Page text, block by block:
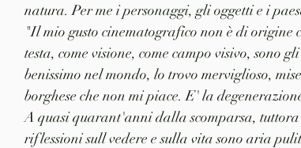
natura. Per me i personaggi, gli oggetti e i
"Il mio gusto cinematografico non è di
testa, come visione, come campo visivo, sono
benissimo nel mondo, lo trovo merviglioso,
borghese che non mi piace. E' la
A quasi quarant'anni dalla scomparsa,
riflessioni sull vedere e sulla vita sono aria